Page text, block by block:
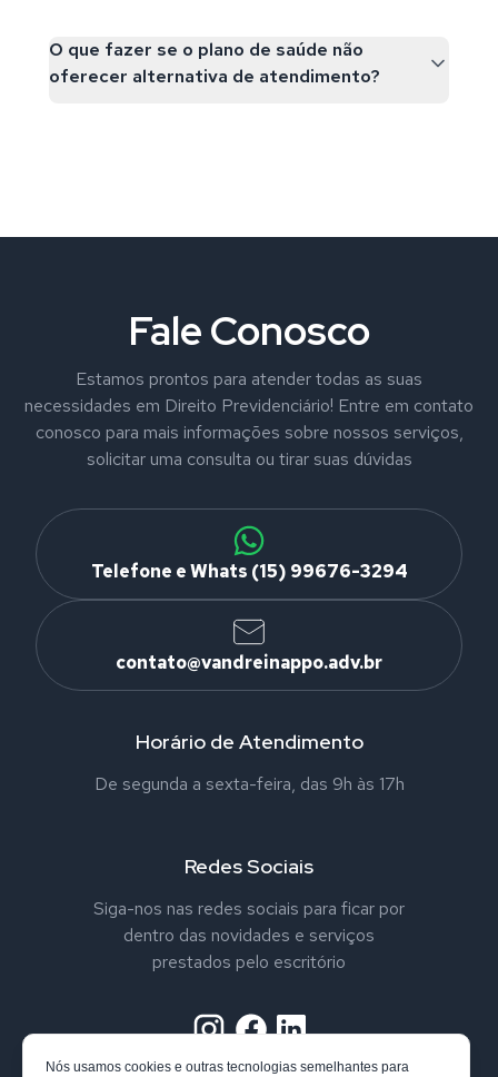
O que fazer se o plano de saúde não
oferecer alternativa de atendimento?
Fale Conosco
Estamos prontos para atender todas as suas
necessidades em Direito Previdenciário! Entre em contato
conosco para mais informações sobre nossos serviços,
solicitar uma consulta ou tirar suas dúvidas
Telefone e Whats (15) 99676-3294
contato@vandreinappo.adv.br
Horário de Atendimento
De segunda a sexta-feira, das 9h às 17h
Redes Sociais
Siga-nos nas redes sociais para ficar por
dentro das novidades e serviços
prestados pelo escritório
Nós usamos cookies e outras tecnologias semelhantes para